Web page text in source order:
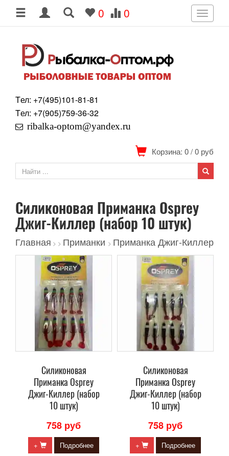
0 0
Toggle
Tел: +7(495)101-81-81
Tел: +7(905)759-36-32
ribalka-optom@yandex.ru
Корзина: 0/0 руб
Силиконовая Приманка Osprey
Джиг-Киллер (набор 10 штук)
Главная > > Приманки > Приманка Джиг-Киллер
Силиконовая
Приманка Osprey
Джиг-Киллер (набор
10 штук)
758 руб
+ Подробнее
Силиконовая
Приманка Osprey
Джиг-Киллер (набор
10 штук)
758 руб
+ Подробнее